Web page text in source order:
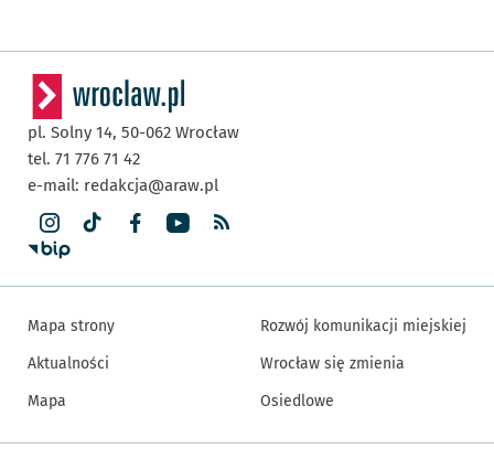
pl. Solny 14, 50-062 Wrocław
tel. 71 776 71 42
e-mail: redakcja@araw.pl
Mapa strony
Aktualności
Mapa
Rozwój komunikacji miejskiej
Wrocław się zmienia
Osiedlowe